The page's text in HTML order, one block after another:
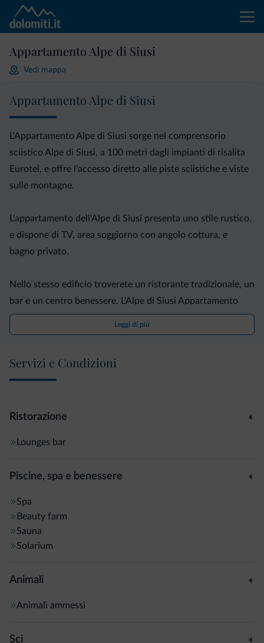
Appartamento Alpe di Siusi
Vedi mappa
Appartamento Alpe di Siusi
L'Appartamento Alpe di Siusi sorge nel comprensorio
sciistico Alpe di Siusi, a 100 metri dagli impianti di risalita
Eurotel, e offre l'accesso diretto alle piste sciistiche e viste
sulle montagne.
L'appartamento dell'Alpe di Siusi presenta uno stile rustico,
e dispone di TV, area soggiorno con angolo cottura, e
bagno privato.
Nello stesso edificio troverete un ristorante tradizionale, un
bar e un centro benessere. L'Alpe di Siusi Appartamento
dista 2 minuti a piedi da un negozio di alimentari, e 25 km
da Bolzano.
Leggi di più
Servizi e Condizioni
Ristorazione
Lounges bar
Piscine, spa e benessere
Spa
Beauty farm
Sauna
Solarium
Animali
Animali ammessi
Sci